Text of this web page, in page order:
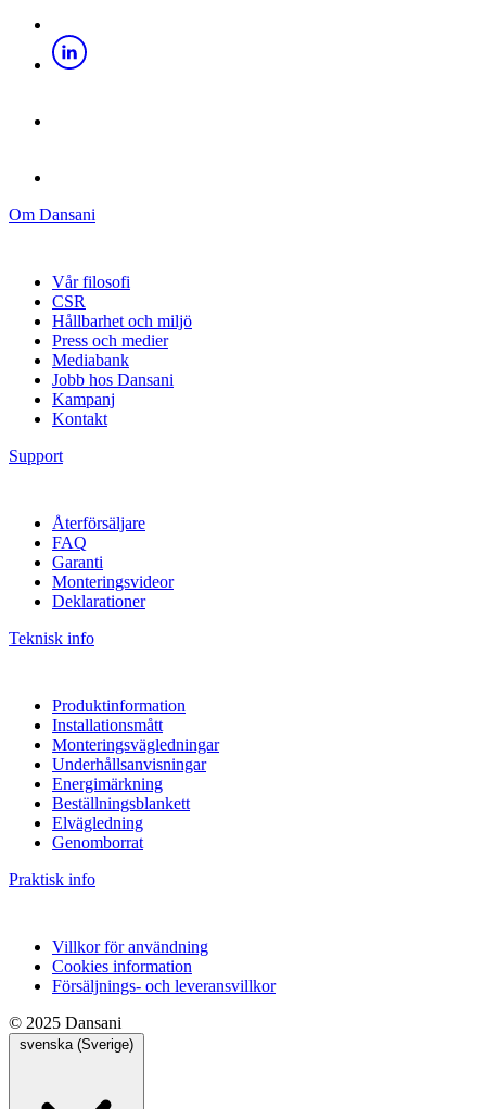
Om Dansani
Vår filosofi
CSR
Hållbarhet och miljö
Press och medier
Mediabank
Jobb hos Dansani
Kampanj
Kontakt
Support
Återförsäljare
FAQ
Garanti
Monteringsvideor
Deklarationer
Teknisk info
Produktinformation
Installationsmått
Monteringsvägledningar
Underhållsanvisningar
Energimärkning
Beställningsblankett
Elvägledning
Genomborrat
Praktisk info
Villkor för användning
Cookies information
Försäljnings- och leveransvillkor
© 2025 Dansani
svenska (Sverige)